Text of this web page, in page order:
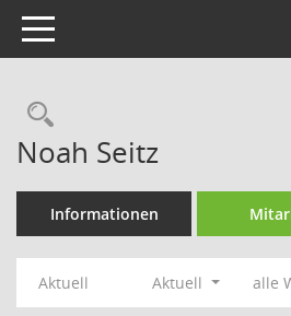
Toggle navigation
Rechercheauswahl
Noah Seitz
Informationen
Aktuell Aktuell alle